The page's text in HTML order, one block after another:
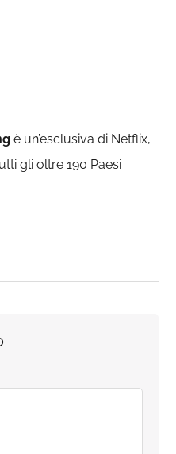
è un’esclusiva di Netflix,
gli oltre 190 Paesi